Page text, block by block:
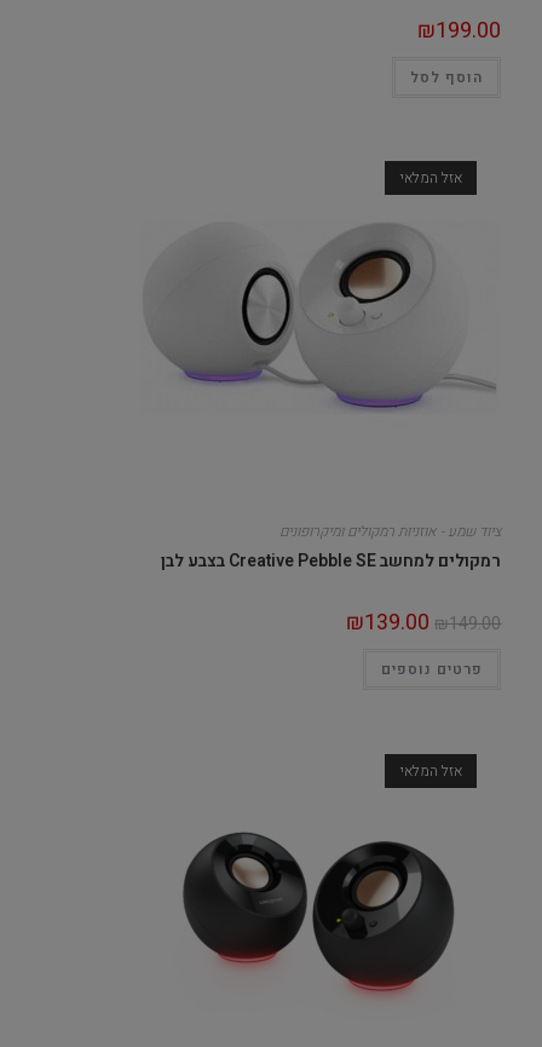
₪199.00
הוסף לסל
אזל המלאי
ציוד שמע - אוזניות רמקולים ומיקרופונים
רמקולים למחשב Creative Pebble SE בצבע לבן
₪149.00
₪139.00
פרטים נוספים
אזל המלאי